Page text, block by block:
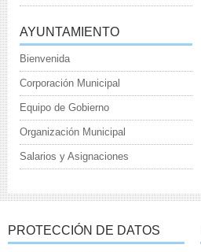
AYUNTAMIENTO
Bienvenida
Corporación Municipal
Equipo de Gobierno
Organización Municipal
Salarios y Asignaciones
PROTECCIÓN DE DATOS